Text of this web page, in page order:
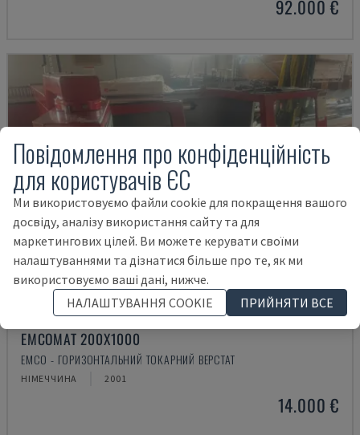
92.000 €
EMCOMAT 200X1000
EMCO - ГОРИЗОНТАЛЬНИЙ ТОКАРНИЙ ВЕРСТАТ
НІМЕЧЧИНА 2001
14.000 €
Повідомлення про конфіденційність
для користувачів ЄС
Ми використовуємо файли cookie для покращення вашого
досвіду, аналізу використання сайту та для
маркетингових цілей. Ви можете керувати своїми
налаштуваннями та дізнатися більше про те, як ми
використовуємо ваші дані, нижче.
НАЛАШТУВАННЯ COOKIE
ПРИЙНЯТИ ВСЕ